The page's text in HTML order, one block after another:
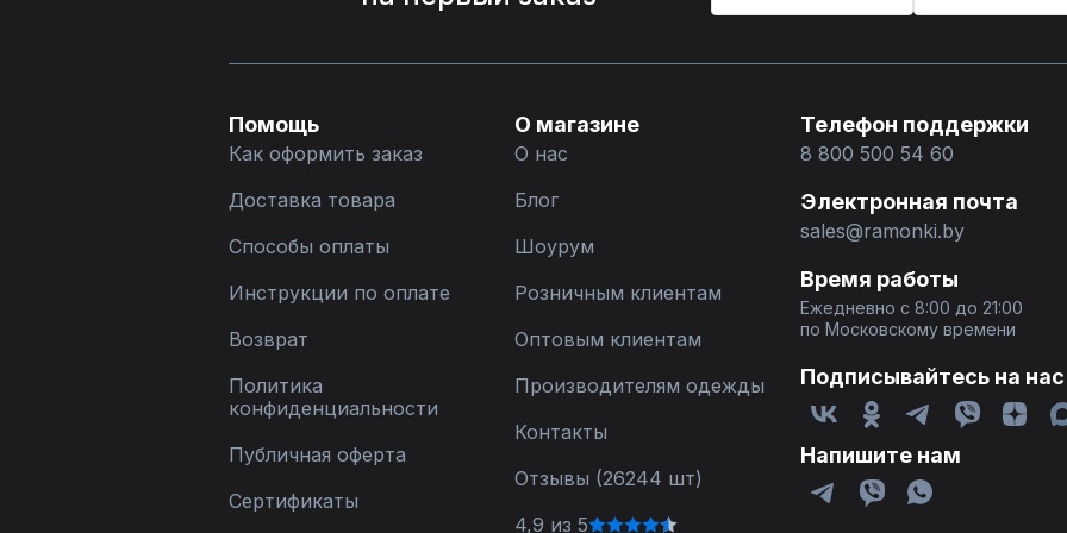
Помощь
Как оформить заказ
Доставка товара
Способы оплаты
Инструкции по оплате
Возврат
Политика
конфиденциальности
Публичная оферта
Сертификаты
О магазине
О нас
Блог
Шоурум
Розничным клиентам
Оптовым клиентам
Производителям одежды
Контакты
Отзывы (26244 шт)
4,9 из 5
Телефон поддержки
8 800 500 54 60
Электронная почта
sales@ramonki.by
Время работы
Ежедневно с 8:00 до 21:00
по Московскому времени
Подписывайтесь на нас
Напишите нам